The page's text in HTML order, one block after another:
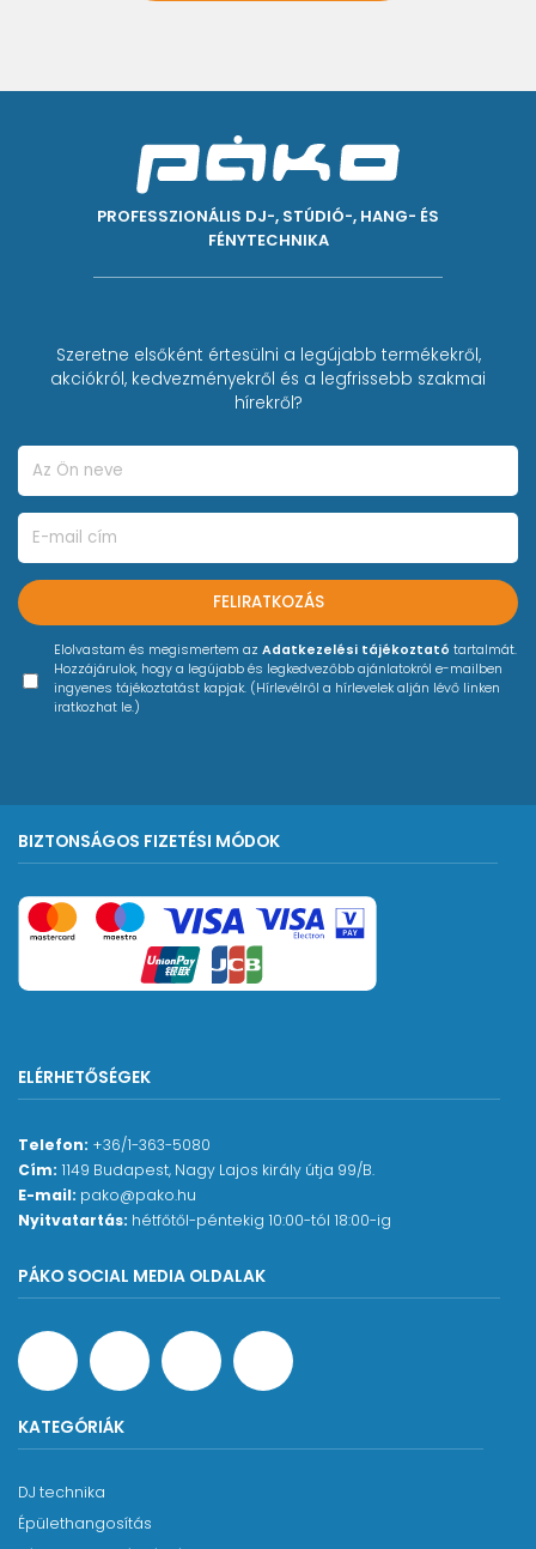
PROFESSZIONÁLIS DJ-, STÚDIÓ-, HANG- ÉS
FÉNYTECHNIKA
Szeretne elsőként értesülni a legújabb termékekről,
akciókról, kedvezményekről és a legfrissebb szakmai
hírekről?
FELIRATKOZÁS
Elolvastam és megismertem az Adatkezelési tájékoztató tartalmát.
Hozzájárulok, hogy a legújabb és legkedvezőbb ajánlatokról e-mailben
ingyenes tájékoztatást kapjak. (Hírlevélről a hírlevelek alján lévő linken
iratkozhat le.)
BIZTONSÁGOS FIZETÉSI MÓDOK
ELÉRHETŐSÉGEK
Telefon: +36/1-363-5080
Cím: 1149 Budapest, Nagy Lajos király útja 99/B.
E-mail: pako@pako.hu
Nyitvatartás: hétfőtől-péntekig 10:00-tól 18:00-ig
PÁKO SOCIAL MEDIA OLDALAK
KATEGÓRIÁK
DJ technika
Épülethangosítás